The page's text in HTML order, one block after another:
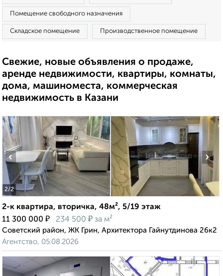
Помещение свободного назначения
Складское помещение Производственное помещение
Свежие, новые объявления о продаже,
аренде недвижимости, квартиры, комнаты,
дома, машиноместа, коммерческая
недвижимость в Казани
2/2
‹ ›
2-к квартира, вторичка, 48м², 5/19 этаж
11 300 000 ₽ 234 500 ₽ за м²
Советский район, ЖК Грин, Архитектора Гайнутдинова 26к2
Агентство, 05.08.2026